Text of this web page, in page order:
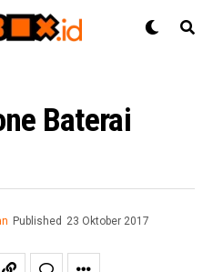
Baterai
Published 23 Oktober 2017